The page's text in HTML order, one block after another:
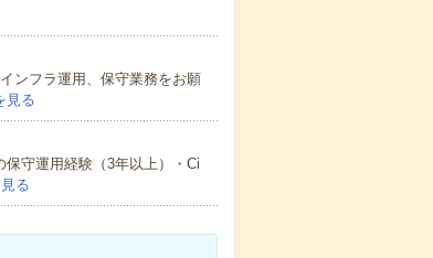
ンフラ運用、保守業務をお願
見る
守運用経験（3年以上）・Ci
る